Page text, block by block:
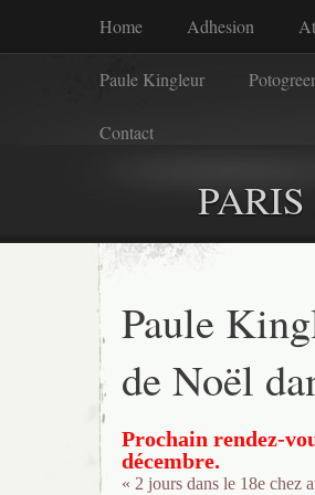
Home Adhesion
Paule Kingleur
Contact
Paule
de Noël
Prochain rendez-
décembre.
« 2 jours dans le 18e chez